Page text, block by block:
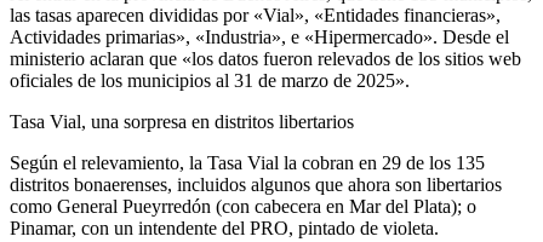
las tasas aparecen divididas por «Vial», «Entidades financieras»,
Actividades primarias», «Industria», e «Hipermercado». Desde el
ministerio aclaran que «los datos fueron relevados de los sitios web
oficiales de los municipios al 31 de marzo de 2025».
Tasa Vial, una sorpresa en distritos libertarios
Según el relevamiento, la Tasa Vial la cobran en 29 de los 135
distritos bonaerenses, incluidos algunos que ahora son libertarios
como General Pueyrredón (con cabecera en Mar del Plata); o
Pinamar, con un intendente del PRO, pintado de violeta.